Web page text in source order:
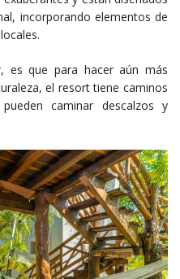
incorporando elementos de
es que para hacer aún más
el resort tiene caminos
caminar descalzos y